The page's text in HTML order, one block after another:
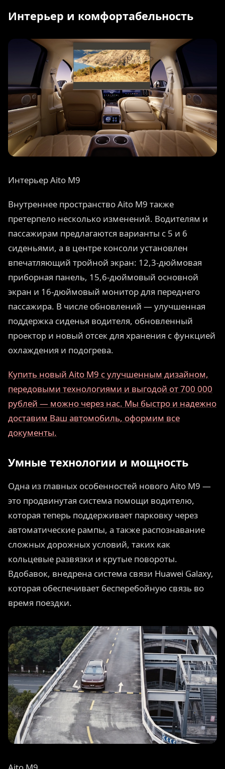
Интерьер и комфортабельность
Интерьер Aito M9
Внутреннее пространство Aito M9 также
претерпело несколько изменений. Водителям и
пассажирам предлагаются варианты с 5 и 6
сиденьями, а в центре консоли установлен
впечатляющий тройной экран: 12,3-дюймовая
приборная панель, 15,6-дюймовый основной
экран и 16-дюймовый монитор для переднего
пассажира. В числе обновлений — улучшенная
поддержка сиденья водителя, обновленный
проектор и новый отсек для хранения с функцией
охлаждения и подогрева.
Купить новый Aito M9 с улучшенным дизайном,
передовыми технологиями и выгодой от 700 000
рублей — можно через нас. Мы быстро и надежно
доставим Ваш автомобиль, оформим все
документы.
Умные технологии и мощность
Одна из главных особенностей нового Aito M9 —
это продвинутая система помощи водителю,
которая теперь поддерживает парковку через
автоматические рампы, а также распознавание
сложных дорожных условий, таких как
кольцевые развязки и крутые повороты.
Вдобавок, внедрена система связи Huawei Galaxy,
которая обеспечивает бесперебойную связь во
время поездки.